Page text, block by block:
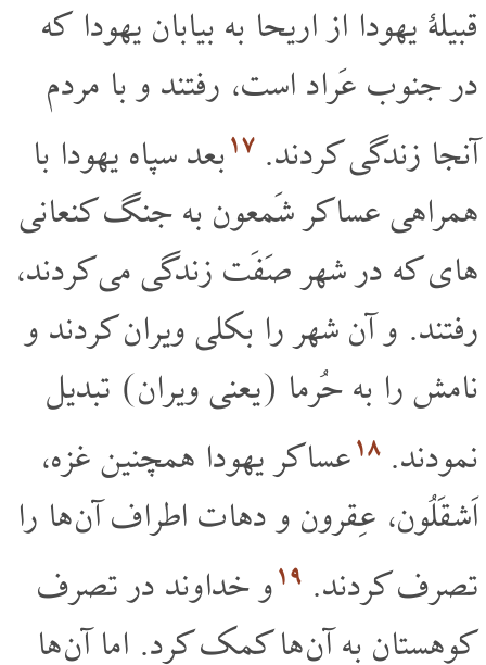
قبیلۀ یهودا از اریحا به بیابان یهودا که
در جنوب عَراد است، رفتند و با مردم
آنجا زندگی کردند. ۱۷ بعد سپاه یهودا با
همراهی عساکر شَمعون به جنگ کنعانی
های که در شهر صَفَت زندگی می کردند،
رفتند. و آن شهر را بکلی ویران کردند و
نامش را به حُرما (یعنی ویران) تبدیل
نمودند. ۱۸عساکر یهودا همچنین غزه،
اَشقَلُون، عِقرون و دهات اطراف آن ها را
تصرف کردند. ۱۹و خداوند در تصرف
کوهستان به آن ها کمک کرد. اما آن ها